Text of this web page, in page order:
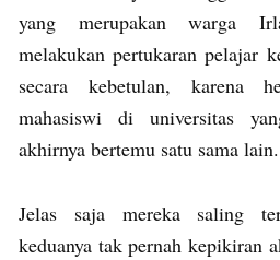
yang merupakan warga
melakukan pertukaran pelajar
secara kebetulan, karena
mahasiswi di universitas
akhirnya bertemu satu sama lain.
Jelas saja mereka saling
keduanya tak pernah kepikiran